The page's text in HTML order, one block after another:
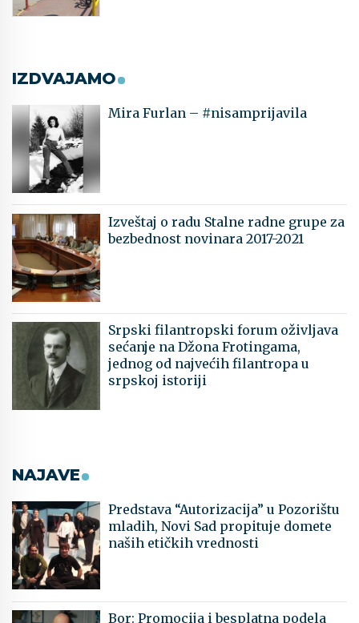
IZDVAJAMO
Mira Furlan – #nisamprijavila
Izveštaj o radu Stalne radne grupe za
bezbednost novinara 2017-2021
Srpski filantropski forum oživljava
sećanje na Džona Frotingama,
jednog od najvećih filantropa u
srpskoj istoriji
NAJAVE
Predstava “Autorizacija” u Pozorištu
mladih, Novi Sad propituje domete
naših etičkih vrednosti
Bor: Promocija i besplatna podela